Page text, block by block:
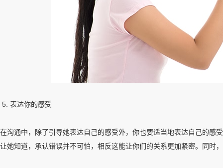
5. 表达你的感受
在沟通中，除了引导她表达自己的感受外，你也要适当地表达自己的感
让她知道，承认错误并不可怕，相反这能让你们的关系更加紧密。同时